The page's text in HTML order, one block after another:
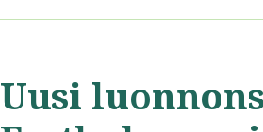
Uusi